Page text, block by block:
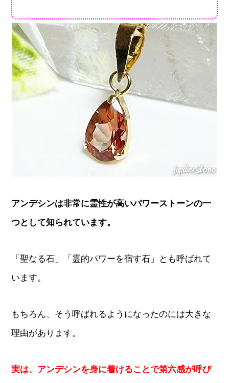
アンデシンは非常に霊性が高いパワーストーンの一
つとして知られています。
「聖なる石」「霊的パワーを宿す石」とも呼ばれて
います。
もちろん、そう呼ばれるようになったのには大きな
理由があります。
実は、アンデシンを身に着けることで第六感が呼び